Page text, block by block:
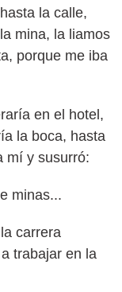
la calle,
mina, la liamos
porque me iba
en el hotel,
la boca, hasta
mí y susurró:
minas...
carrera
trabajar en la